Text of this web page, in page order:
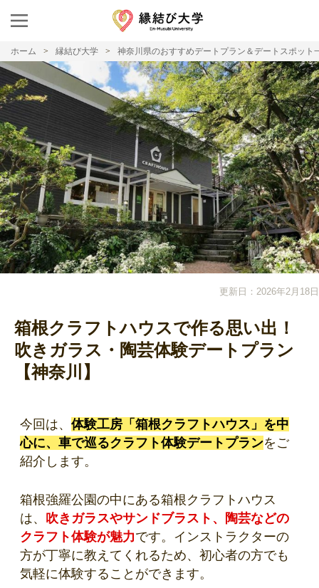
ホーム 縁結び大学 神奈川県のおすすめデートプラン＆デートスポット
更新日：2026年2月18日
箱根クラフトハウスで作る思い出！
吹きガラス・陶芸体験デートプラン
【神奈川】
今回は、 体験工房「 箱根クラフトハウス」を中
心に、車で巡るクラフト体験デートプランをご
紹介します。
箱根強羅公園の中にある箱根クラフトハウス
は、 吹きガラスやサンドブラスト、陶芸などの
クラフト体験が魅力です。インストラクターの
方が丁寧に教えてくれるため、初心者の方でも
気軽に体験することができます。